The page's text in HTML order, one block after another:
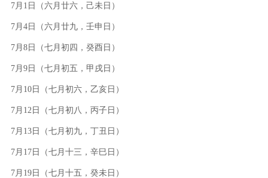
问答 闲谈
网络
Lv 6
28 17:58
电脑端 公开内容
7月1日（六月廿六，己未日）
7月4日（六月廿九，壬申日）
7月8日（七月初四，癸酉日）
7月9日（七月初五，甲戌日）
7月10日（七月初六，乙亥日）
7月12日（七月初八，丙子日）
7月13日（七月初九，丁丑日）
7月17日（七月十三，辛巳日）
7月19日（七月十五，癸未日）